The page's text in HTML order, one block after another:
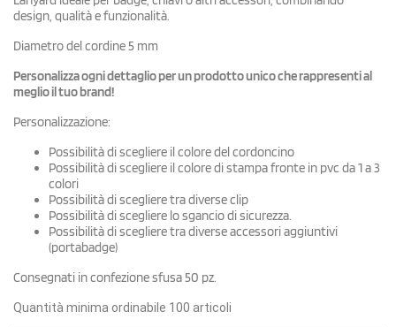
design, qualità e funzionalità.
Diametro del cordine 5 mm
Personalizza ogni dettaglio per un prodotto unico che rappresenti al
meglio il tuo brand!
Personalizzazione:
Possibilità di scegliere il colore del cordoncino
Possibilità di scegliere il colore di stampa fronte in pvc da 1 a 3
colori
Possibilità di scegliere tra diverse clip
Possibilità di scegliere lo sgancio di sicurezza.
Possibilità di scegliere tra diverse accessori aggiuntivi
(portabadge)
Consegnati in confezione sfusa 50 pz.
Quantità minima ordinabile 100 articoli